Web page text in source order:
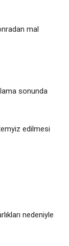
mal
sonunda
edilmesi
nedeniyle